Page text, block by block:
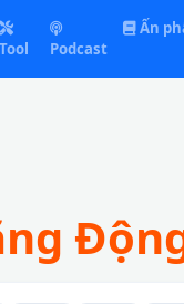
Tool Podcast
Ấn